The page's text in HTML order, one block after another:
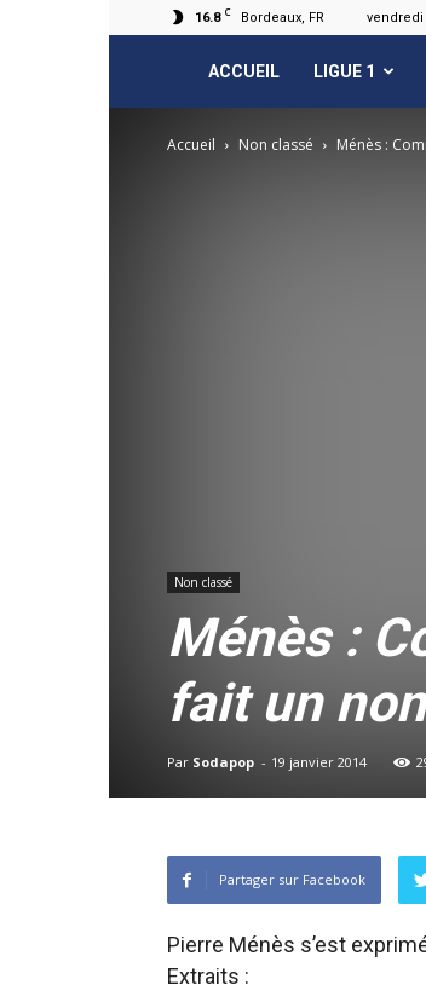
16.8 C Bordeaux, FR vendredi
FCGB.net
ACCUEIL LIGUE 1
Accueil Non classé Ménès :
Non classé
Ménès :
fait un
Par Sodapop - 19 janvier 2014
Partager sur Facebook
Pierre Ménès s’est
Extraits :